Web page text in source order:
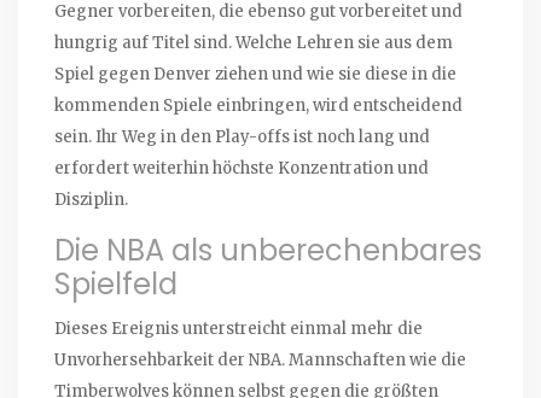
Gegner vorbereiten, die ebenso gut vorbereitet und
hungrig auf Titel sind. Welche Lehren sie aus dem
Spiel gegen Denver ziehen und wie sie diese in die
kommenden Spiele einbringen, wird entscheidend
sein. Ihr Weg in den Play-offs ist noch lang und
erfordert weiterhin höchste Konzentration und
Disziplin.
Die NBA als unberechenbares
Spielfeld
Dieses Ereignis unterstreicht einmal mehr die
Unvorhersehbarkeit der NBA. Mannschaften wie die
Timberwolves können selbst gegen die größten